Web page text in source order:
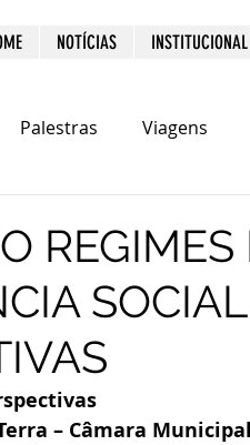
NOTÍCIAS INSTITUCIONAL
Palestras Viagens
REGIMES
– Câmara